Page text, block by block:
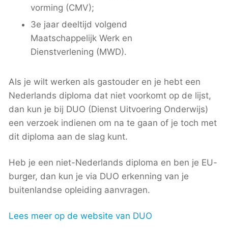
vorming (CMV);
3e jaar deeltijd volgend
Maatschappelijk Werk en
Dienstverlening (MWD).
Als je wilt werken als gastouder en je hebt een
Nederlands diploma dat niet voorkomt op de lijst,
dan kun je bij DUO (Dienst Uitvoering Onderwijs)
een verzoek indienen om na te gaan of je toch met
dit diploma aan de slag kunt.
Heb je een niet-Nederlands diploma en ben je EU-
burger, dan kun je via DUO erkenning van je
buitenlandse opleiding aanvragen.
Lees meer op de website van DUO